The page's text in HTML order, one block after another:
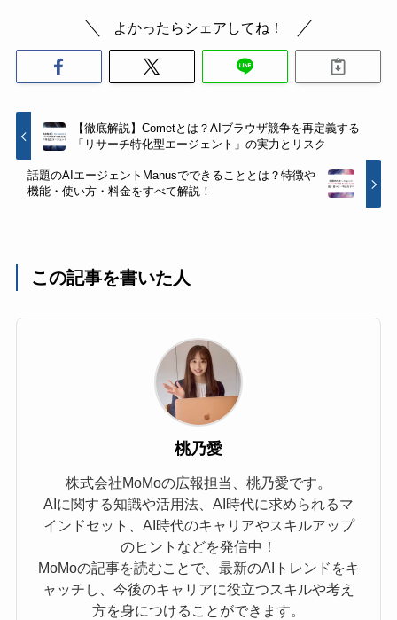
よかったらシェアしてね！
【徹底解説】Cometとは？AIブラウザ競争を再定義する
「リサーチ特化型エージェント」の実力とリスク
話題のAIエージェントManusでできることとは？特徴や
機能・使い方・料金をすべて解説！
この記事を書いた人
桃乃愛
株式会社MoMoの広報担当、桃乃愛です。
AIに関する知識や活用法、AI時代に求められるマ
インドセット、AI時代のキャリアやスキルアップ
のヒントなどを発信中！
MoMoの記事を読むことで、最新のAIトレンドをキ
ャッチし、今後のキャリアに役立つスキルや考え
方を身につけることができます。